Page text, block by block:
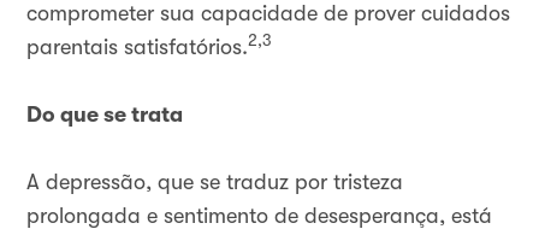
comprometer sua capacidade de prover cuidados
parentais satisfatórios.2,3
Do que se trata
A depressão, que se traduz por tristeza
prolongada e sentimento de desesperança, está